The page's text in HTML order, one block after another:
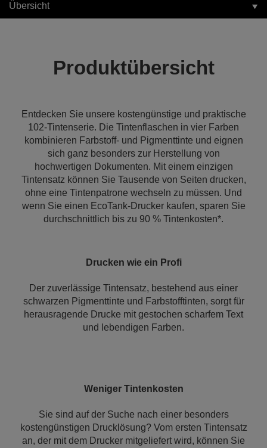
Übersicht
Produktübersicht
Entdecken Sie unsere kostengünstige und praktische
102-Tintenserie. Die Tintenflaschen in vier Farben
kombinieren Farbstoff- und Pigmenttinte und eignen
sich ganz besonders zur Herstellung von
hochwertigen Dokumenten. Mit einem einzigen
Tintensatz können Sie Tausende von Seiten drucken,
ohne eine Tintenpatrone wechseln zu müssen. Und
wenn Sie einen EcoTank-Drucker kaufen, sparen Sie
durchschnittlich bis zu 90 % Tintenkosten*.
Drucken wie ein Profi
Der zuverlässige Tintensatz, bestehend aus einer
schwarzen Pigmenttinte und Farbstofftinten, sorgt für
herausragende Drucke mit gestochen scharfem Text
und lebendigen Farben.
Weniger Tintenkosten
Sie sind auf der Suche nach einer besonders
kostengünstigen Drucklösung? Vom ersten Tintensatz
an, der mit dem Drucker mitgeliefert wird, können Sie